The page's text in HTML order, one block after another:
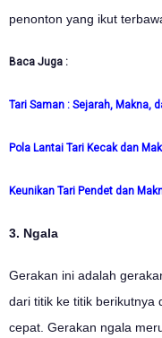
penonton yang ikut
Baca Juga :
Tari Saman : Sejarah, Makna,
Pola Lantai Tari Kecak dan
Keunikan Tari Pendet dan
3. Ngala
Gerakan ini adalah
dari titik ke titik berikutnya
cepat. Gerakan ngala